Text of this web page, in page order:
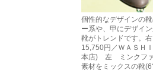
個性的なデザインの
ー系や、甲にデザイ
靴がトレンドです
15,750円／ＷＡＳＨ
本店) 左 ミンクファ
素材をミックスの靴